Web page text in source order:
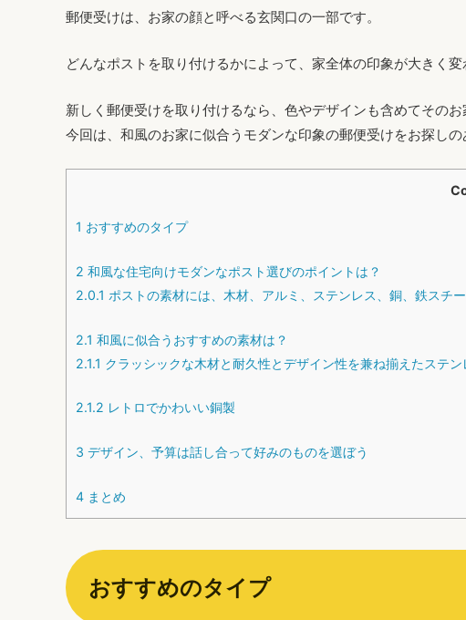
郵便受けは、お家の顔と呼べる玄関口の一部です。
どんなポストを取り付けるかによって、家全体の印象が大きく変
新しく郵便受けを取り付けるなら、色やデザインも含めてその
今回は、和風のお家に似合うモダンな印象の郵便受けをお探し
1 おすすめのタイプ
2 和風な住宅向けモダンなポスト選びのポイントは？
2.0.1 ポストの素材には、木材、アルミ、ステンレス、銅、鉄スチ
2.1 和風に似合うおすすめの素材は？
2.1.1 クラッシックな木材と耐久性とデザイン性を兼ね揃えたステ
2.1.2 レトロでかわいい銅製
3 デザイン、予算は話し合って好みのものを選ぼう
4 まとめ
おすすめのタイプ